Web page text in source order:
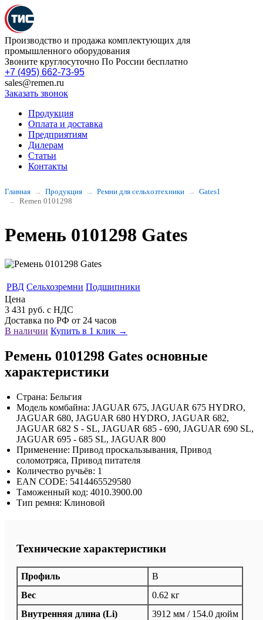
Производство и продажа комплектующих для
промышленного оборудования
Звоните круглосуточно По России бесплатно
+7 (495) 662-73-95
sales@remen.ru
Заказать звонок
Продукция
Оплата и доставка
Предприятиям
Дилерам
Статьи
Контакты
Главная Продукция Ремни для сельхозтехники
Gates1
Remen 0101298
Ремень 0101298 Gates
РВД Сельхозремни Подшипники
Цена
3 431 руб. с НДС
Доставка по РФ от 24 часов
В наличии Купить в 1 клик →
Ремень 0101298 Gates основные
характеристики
Страна: Бельгия
Модель комбайна: JAGUAR 675, JAGUAR 675 HYDRO,
JAGUAR 680, JAGUAR 680 HYDRO, JAGUAR 682,
JAGUAR 682 S - SL, JAGUAR 685 - 690, JAGUAR 690 SL,
JAGUAR 695 - 685 SL, JAGUAR 800
Применение: Привод проскальзывания, Привод
соломотряса, Привод питателя
Количество ручьёв: 1
EAN CODE: 5414465529580
Таможенный код: 4010.3900.00
Тип ремня: Клиновой
Технические характеристики
Профиль
B
Вес
0.62 кг
Внутренняя длина (Li)
3912 мм / 154.0 дюйм